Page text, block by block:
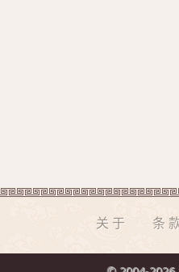
关于 条